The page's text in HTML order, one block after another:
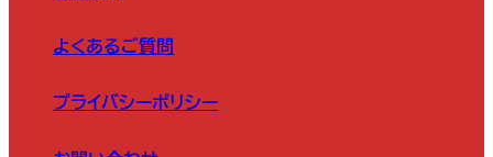
よくあるご質問
プライバシーポリシー